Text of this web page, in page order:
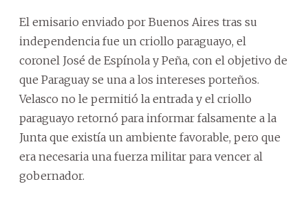
El emisario enviado por Buenos Aires tras su
independencia fue un criollo paraguayo, el
coronel José de Espínola y Peña, con el objetivo de
que Paraguay se una a los intereses porteños.
Velasco no le permitió la entrada y el criollo
paraguayo retornó para informar falsamente a la
Junta que existía un ambiente favorable, pero que
era necesaria una fuerza militar para vencer al
gobernador.